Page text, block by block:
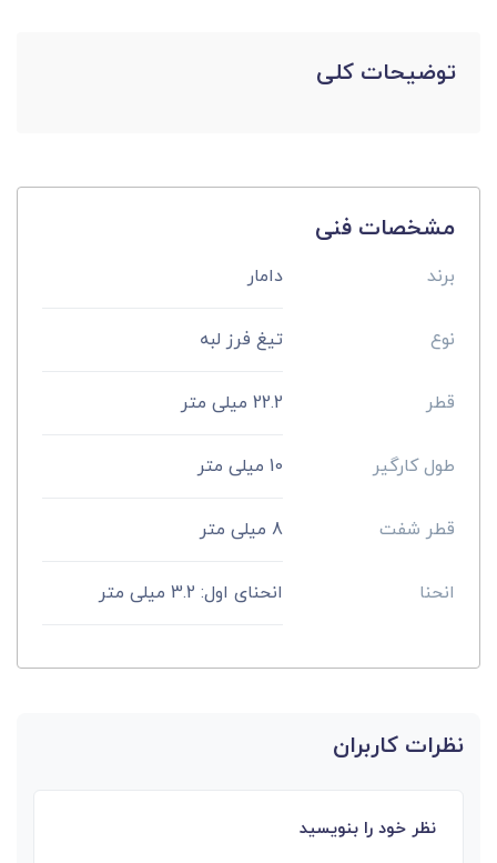
توضیحات کلی
مشخصات فنی
برند دامار
نوع تیغ فرز لبه
قطر 22.2 میلی متر
طول کارگیر 10 میلی متر
قطر شفت 8 میلی متر
انحنا انحنای اول: 3.2 میلی متر
نظرات کاربران
نظر خود را بنویسید